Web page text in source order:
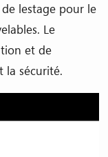
lestage pour le
Le
et de
la sécurité.